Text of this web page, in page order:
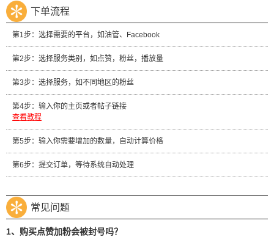
下单流程
第1步：选择需要的平台，如油管、Facebook
第2步：选择服务类别，如点赞，粉丝，播放量
第3步：选择服务，如不同地区的粉丝
第4步：输入你的主页或者帖子链接
查看教程
第5步：输入你需要增加的数量，自动计算价格
第6步：提交订单，等待系统自动处理
常见问题
1、购买点赞加粉会被封号吗？